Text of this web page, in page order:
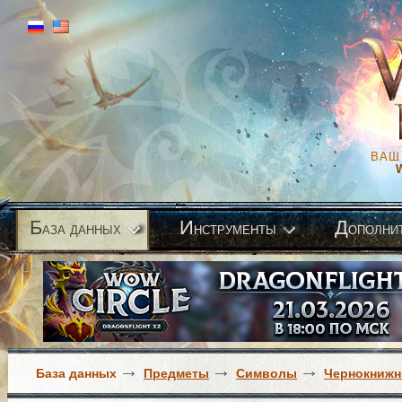
ВАШ
База данных Инструменты Д
База данных Предметы Символы